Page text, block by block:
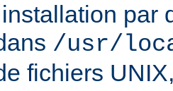
par
/usr/
fichiers